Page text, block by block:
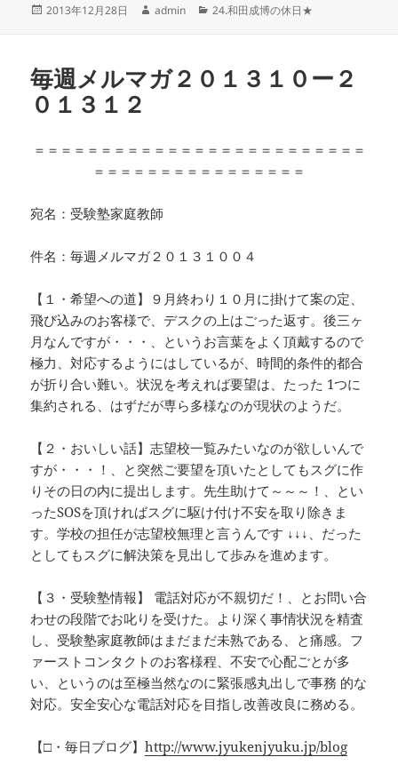
投
2013年12月28日
作
admin
カ
ー
24.和田成博の休日★
毎週メルマガ２０１３１０ー２
０１３１２
＝＝＝＝＝＝＝＝＝＝＝＝＝＝＝＝＝＝＝＝＝＝＝＝＝
＝＝＝＝＝＝＝＝＝＝＝＝＝＝＝＝
宛名：受験塾家庭教師
件名：毎週メルマガ２０１３１００４
【１・希望への道】９月終わり１０月に掛けて案の定、
飛び込みのお客様で、デスクの上はごった返す。後三ヶ
月なんですが・・・、というお言葉をよく頂戴するので
極力、対応するようにはしているが、時間的条件的都合
が折り合い難い。状況を考えれば要望は、たった 1つに
集約される、はずだが専ら多様なのが現状のようだ。
【２・おいしい話】志望校一覧みたいなのが欲しいんで
すが・・・！、と突然ご要望を頂いたとしてもスグに作
りその日の内に提出します。先生助けて～～～！、とい
ったSOSを頂ければスグに駆け付け不安を取り除きま
す。学校の担任が志望校無理と言うんです ↓↓↓、だった
としてもスグに解決策を見出して歩みを進めます。
【３・受験塾情報】 電話対応が不親切だ！、とお問い合
わせの段階でお叱りを受けた。より深く事情状況を精査
し、受験塾家庭教師はまだまだ未熟である、と痛感。フ
ァーストコンタクトのお客様程、不安で心配ごとが多
い、というのは至極当然なのに緊張感丸出しで事務 的な
対応。安全安心な電話対応を目指し改善改良に務める。
【□・毎日ブログ】http://www.jyukenjyuku.jp/blog